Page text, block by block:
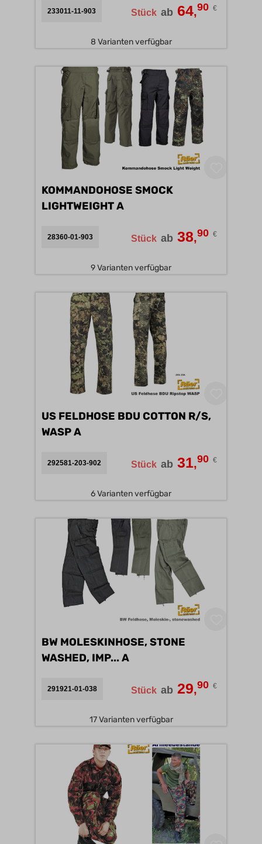
233011-11-903 Stück ab 64,90 €
8 Varianten verfügbar
KOMMANDOHOSE SMOCK
LIGHTWEIGHT A
28360-01-903 Stück ab 38,90 €
9 Varianten verfügbar
US FELDHOSE BDU COTTON R/S,
WASP A
292581-203-902 Stück ab 31,90 €
6 Varianten verfügbar
BW MOLESKINHOSE, STONE
WASHED, IMP... A
291921-01-038 Stück ab 29,90 €
17 Varianten verfügbar